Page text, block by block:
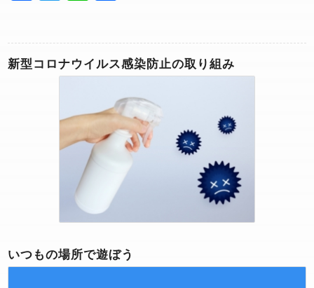
新型コロナウイルス感染防止の取り組み
いつもの場所で遊ぼう